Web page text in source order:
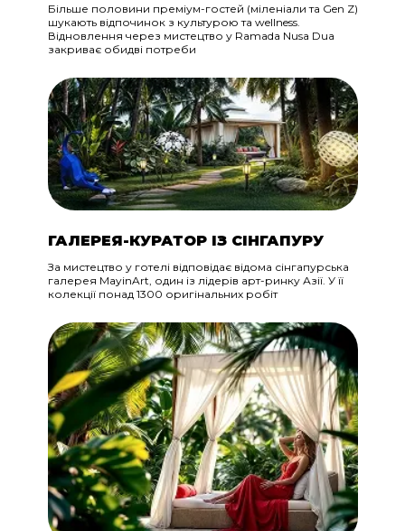
Більше половини преміум-гостей (міленіали та Gen Z)
шукають відпочинок з культурою та wellness.
Відновлення через мистецтво у Ramada Nusa Dua
закриває обидві потреби
ГАЛЕРЕЯ-КУРАТОР ІЗ СІНГАПУРУ
За мистецтво у готелі відповідає відома сінгапурська
галерея MayinArt, один із лідерів арт-ринку Азії. У її
колекції понад 1300 оригінальних робіт